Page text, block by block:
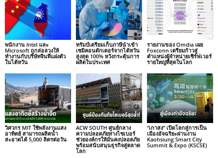
พนักงาน Intel และ
Microsoft ถูกล่อลวงให้
ทำงานกับบริษัทจีนที่แฝงตัว
ในไต้หวัน
ทรัมป์เตรียมเก็บภาษีนำเข้า
เซมิคอนดักเตอร์จากไต้หวัน
สูงสุด 100% หวังกระตุ้นการ
ผลิตในประเทศ
รายงานของ Omdia เผย
Foxconn เตรียมก้าวสู่
ตำแหน่งผู้จำหน่ายเซิร์ฟเวอร์
รายใหญ่ที่สุดในโลก
วิศวกร MIT ใช้พลังงานแสง
อาทิตย์ สามารถผลิตน้ำ
สะอาดได้ 5,000 ลิตรต่อวัน
ACW SOUTH ศูนย์กลาง
ความปลอดภัยทางไซเบอร์
ช่วยองค์กรให้มั่นคงปลอดภัย
พร้อมสนับสนุนธุรกิจสู่ตลาด
โลก
“เกาสง” เปิดโลกสู่การเป็น
เมืองอัจฉริยะผ่านงาน
Kaohsiung Smart City
Summit & Expo (KSCSE)